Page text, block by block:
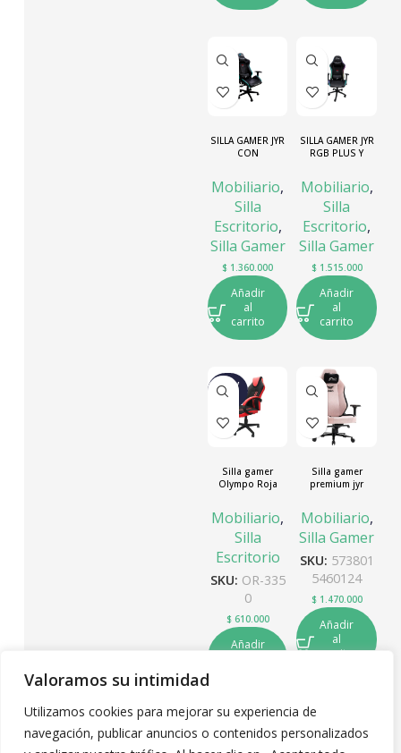
Valoramos su intimidad
Utilizamos cookies para mejorar su experiencia de
navegación, publicar anuncios o contenidos personalizados
SILLA GAMER JYR
CON
Mobiliario,
Silla
Escritorio,
Silla Gamer
$ 1.360.000
Añadir
al
carrito
SILLA GAMER JYR
RGB PLUS Y
Mobiliario,
Silla
Escritorio,
Silla Gamer
$1.515.000
Añadir
al
carrito
NUEV
O
Silla gamer
Olympo Roja
Mobiliario,
Silla
Escritorio
SKU: OR-335
0
$610.000
Añadir
Silla gamer
premium jyr
Mobiliario,
Silla Gamer
SKU: 573801
5460124
$1.470.000
Añadir
al
carrito